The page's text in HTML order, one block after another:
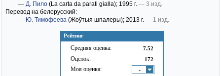
Рейтинг
Средняя оценка: 7.52
Оценок: 172
Моя оценка: -
— Д. Пило (La carta da parati gialla); 1995 г. — 3 изд.
Перевод на белорусский:
— Ю. Тимофеева (Жоўтыя шпалеры); 2013 г. — 1 изд.